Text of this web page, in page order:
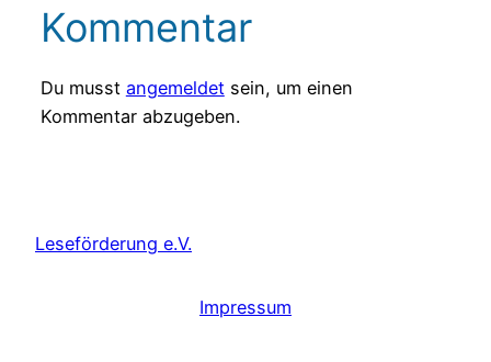
Kommentar
Du musst angemeldetsein, um einen
Kommentar abzugeben.
Leseförderung e.V.
Impressum